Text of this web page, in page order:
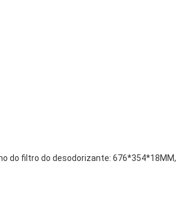
do filtro do desodorizante: